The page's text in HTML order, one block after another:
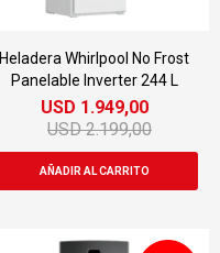
Heladera Whirlpool No Frost
Panelable Inverter 244 L
USD 1.949,00
USD 2.199,00